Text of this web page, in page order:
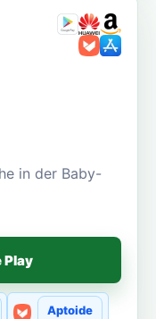
in der Baby-
Play
Aptoide